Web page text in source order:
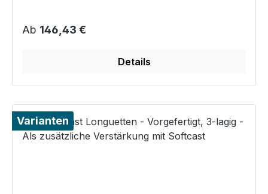
Regulärer Preis:
Ab 146,43 €
Details
Varianten